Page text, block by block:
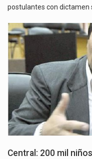
postulantes con dictamen
Central: 200 mil